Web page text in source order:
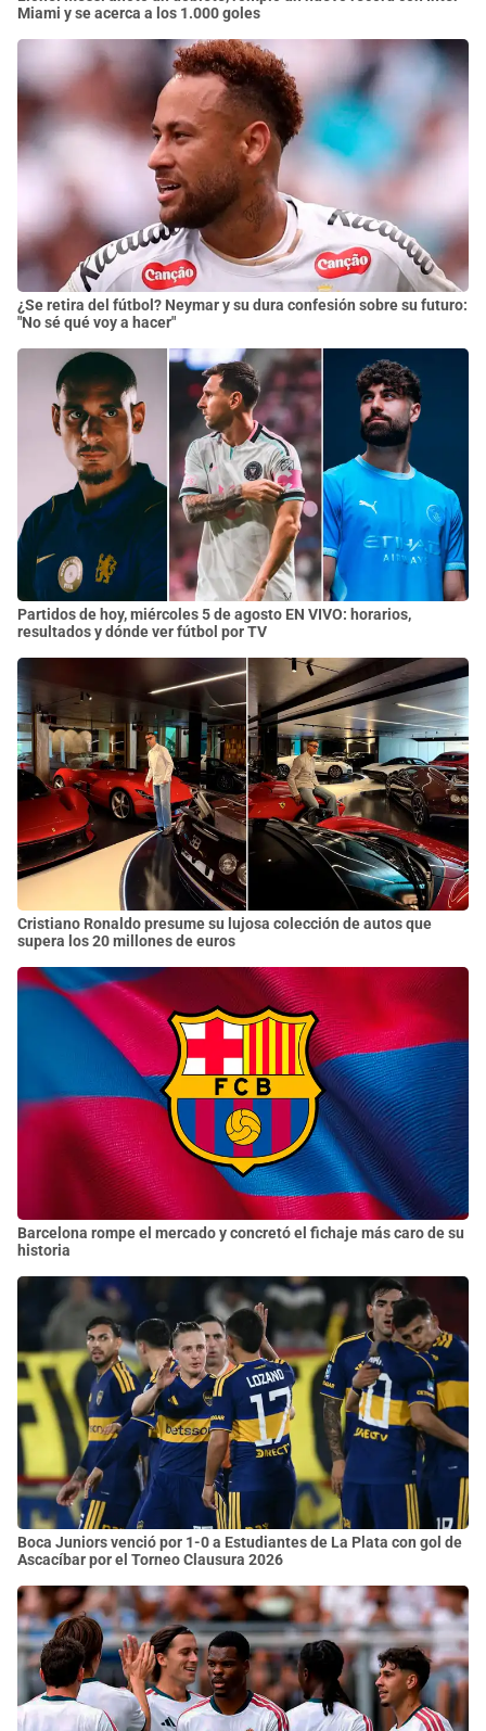
Miami y se acerca a los 1.000 goles
¿Se retira del fútbol? Neymar y su dura confesión sobre su futuro:
"No sé qué voy a hacer"
Partidos de hoy, miércoles 5 de agosto EN VIVO: horarios,
resultados y dónde ver fútbol por TV
Cristiano Ronaldo presume su lujosa colección de autos que
supera los 20 millones de euros
Barcelona rompe el mercado y concretó el fichaje más caro de su
historia
Boca Juniors venció por 1-0 a Estudiantes de La Plata con gol de
Ascacíbar por el Torneo Clausura 2026